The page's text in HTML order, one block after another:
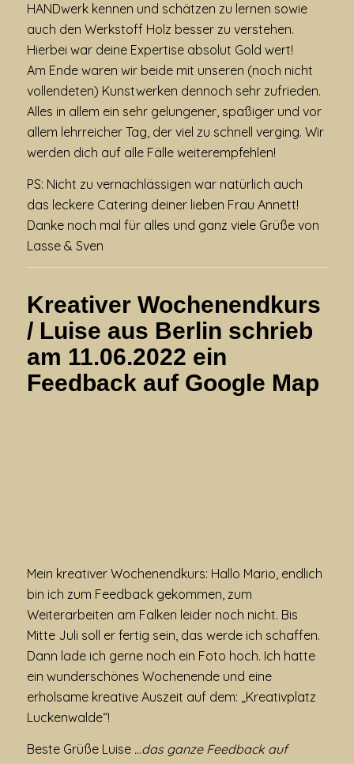
HANDwerk kennen und schätzen zu lernen sowie
auch den Werkstoff Holz besser zu verstehen.
Hierbei war deine Expertise absolut Gold wert!
Am Ende waren wir beide mit unseren (noch nicht
vollendeten) Kunstwerken dennoch sehr zufrieden.
Alles in allem ein sehr gelungener, spaßiger und vor
allem lehrreicher Tag, der viel zu schnell verging. Wir
werden dich auf alle Fälle weiterempfehlen!
PS: Nicht zu vernachlässigen war natürlich auch
das leckere Catering deiner lieben Frau Annett!
Danke noch mal für alles und ganz viele Grüße von
Lasse & Sven
Kreativer Wochenendkurs
/ Luise aus Berlin schrieb
am 11.06.2022 ein
Feedback aufGoogle Map
Mein kreativer Wochenendkurs: Hallo Mario, endlich
bin ich zum Feedback gekommen, zum
Weiterarbeiten am Falken leider noch nicht. Bis
Mitte Juli soll er fertig sein, das werde ich schaffen.
Dann lade ich gerne noch ein Foto hoch. Ich hatte
ein wunderschönes Wochenende und eine
erholsame kreative Auszeit auf dem: „Kreativplatz
Luckenwalde“!
Beste Grüße Luise…das ganze Feedback auf